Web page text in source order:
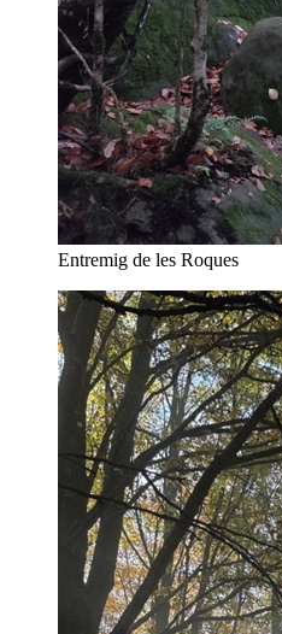
Entremig de les Roques